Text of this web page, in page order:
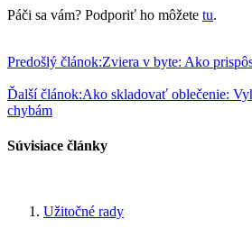
Páči sa vám? Podporiť ho môžete tu.
Predošlý článok:Zviera v byte: Ako
Ďalší článok:Ako skladovať oblečenie:
chybám
Súvisiace články
Užitočné rady